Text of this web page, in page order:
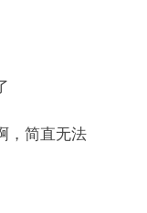
，简直无法